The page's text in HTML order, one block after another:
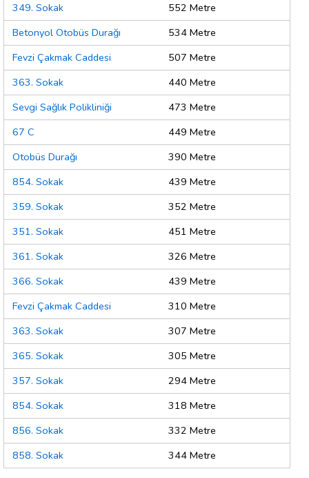
349. Sokak
552 Metre
Betonyol Otobüs Durağı
534 Metre
Fevzi Çakmak Caddesi
507 Metre
363. Sokak
440 Metre
Sevgi Sağlık Polikliniği
473 Metre
67 C
449 Metre
Otobüs Durağı
390 Metre
854. Sokak
439 Metre
359. Sokak
352 Metre
351. Sokak
451 Metre
361. Sokak
326 Metre
366. Sokak
439 Metre
Fevzi Çakmak Caddesi
310 Metre
363. Sokak
307 Metre
365. Sokak
305 Metre
357. Sokak
294 Metre
854. Sokak
318 Metre
856. Sokak
332 Metre
858. Sokak
344 Metre